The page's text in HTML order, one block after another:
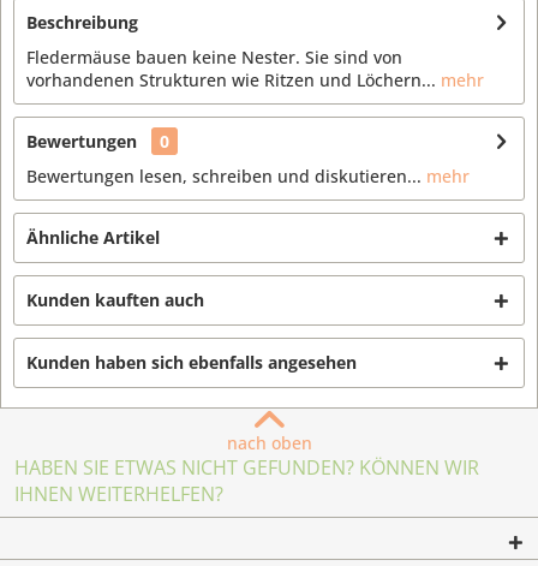
Beschreibung
Fledermäuse bauen keine Nester. Sie sind von
vorhandenen Strukturen wie Ritzen und Löchern... mehr
Bewertungen
0
Bewertungen lesen, schreiben und diskutieren... mehr
Ähnliche Artikel
Kunden kauften auch
Kunden haben sich ebenfalls angesehen
nach oben
HABEN SIE ETWAS NICHT GEFUNDEN? KÖNNEN WIR
IHNEN WEITERHELFEN?